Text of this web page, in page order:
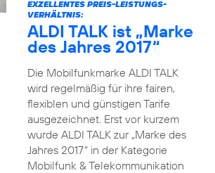
EXZELLENTES PREIS-LEISTUNGS-
VERHÄLTNIS:
ALDI TALK ist „Marke
des Jahres 2017“
Die Mobilfunkmarke ALDI TALK
wird regelmäßig für ihre fairen,
flexiblen und günstigen Tarife
ausgezeichnet. Erst vor kurzem
wurde ALDI TALK zur „Marke des
Jahres 2017“ in der Kategorie
Mobilfunk & Telekommunikation